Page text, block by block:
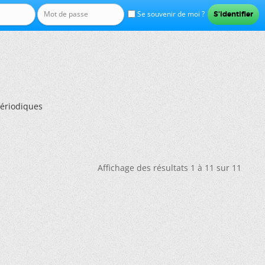
Se souvenir de moi ?
Affichage des résultats 1 à 11 sur 11